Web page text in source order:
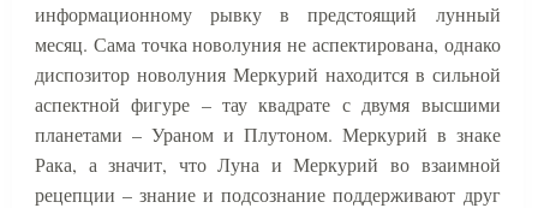
информационному рывку в предстоящий лунный
месяц. Сама точка новолуния не аспектирована, однако
диспозитор новолуния Меркурий находится в сильной
аспектной фигуре – тау квадрате с двумя высшими
планетами – Ураном и Плутоном. Меркурий в знаке
Рака, а значит, что Луна и Меркурий во взаимной
рецепции – знание и подсознание поддерживают друг